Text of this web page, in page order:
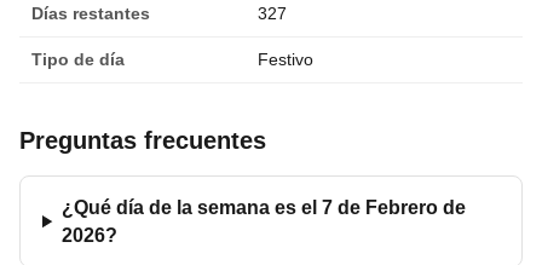
Días restantes 327
Tipo de día Festivo
Preguntas frecuentes
¿Qué día de la semana es el 7 de Febrero de
2026?